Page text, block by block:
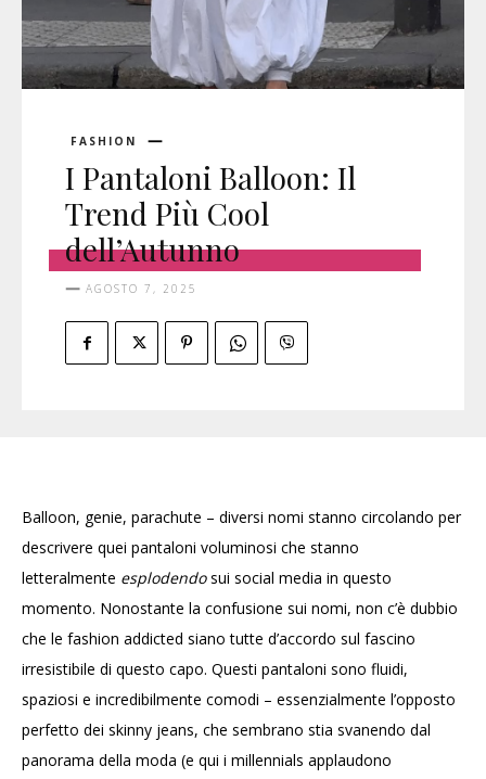
FASHION
I Pantaloni Balloon: Il
Trend Più Cool
dell’Autunno
AGOSTO 7, 2025
Balloon, genie, parachute – diversi nomi stanno circolando per
descrivere quei pantaloni voluminosi che stanno
letteralmente esplodendosui social media in questo
momento. Nonostante la confusione sui nomi, non c’è dubbio
che le fashion addicted siano tutte d’accordo sul fascino
irresistibile di questo capo. Questi pantaloni sono fluidi,
spaziosi e incredibilmente comodi – essenzialmente l’opposto
perfetto dei skinny jeans, che sembrano stia svanendo dal
panorama della moda (e qui i millennials applaudono